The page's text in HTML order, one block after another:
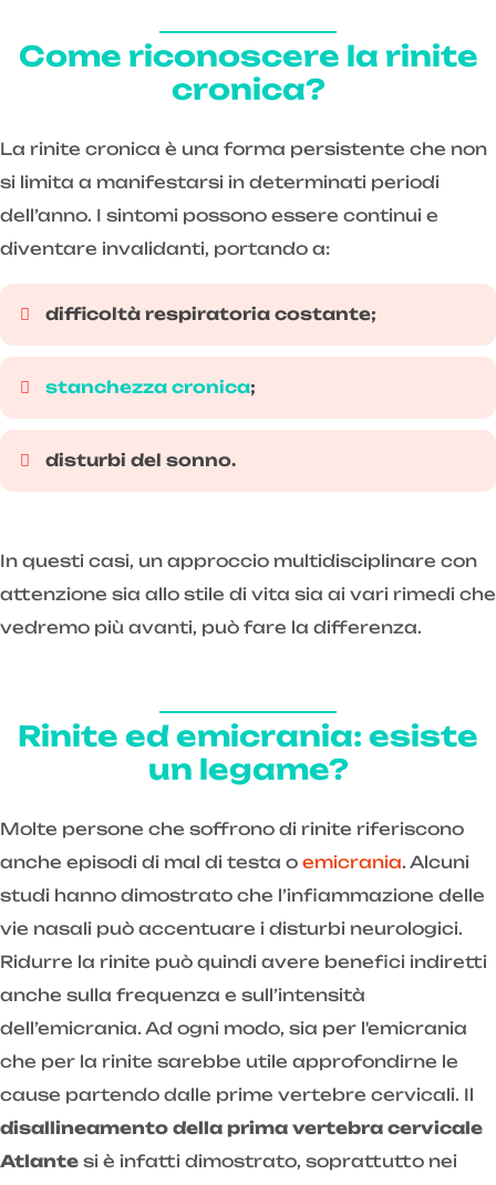
Come riconoscere la rinite
cronica?
La rinite cronica è una forma persistente che non
si limita a manifestarsi in determinati periodi
dell’anno. I sintomi possono essere continui e
diventare invalidanti, portando a:
difficoltà respiratoria costante;
stanchezza cronica;
disturbi del sonno.
In questi casi, un approccio multidisciplinare con
attenzione sia allo stile di vita sia ai vari rimedi che
vedremo più avanti, può fare la differenza.
Rinite ed emicrania: esiste
un legame?
Molte persone che soffrono di rinite riferiscono
anche episodi di mal di testa o emicrania. Alcuni
studi hanno dimostrato che l’infiammazione delle
vie nasali può accentuare i disturbi neurologici.
Ridurre la rinite può quindi avere benefici indiretti
anche sulla frequenza e sull’intensità
dell’emicrania. Ad ogni modo, sia per l'emicrania
che per la rinite sarebbe utile approfondirne le
cause partendo dalle prime vertebre cervicali. Il
disallineamento della prima vertebra cervicale
Atlante si è infatti dimostrato, soprattutto nei